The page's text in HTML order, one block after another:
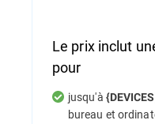
Le prix inclut
pour
jusqu'à
bureau et